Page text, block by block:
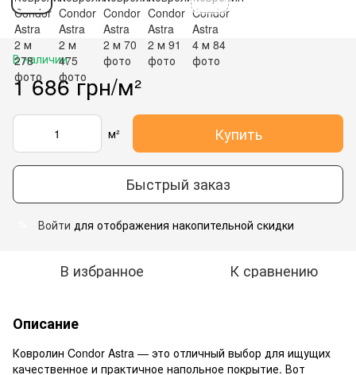
В наличии
1 686 грн/м²
м² Купить
Быстрый заказ
Войти для отображения накопительной скидки
В избранное К сравнению
Описание
Ковролин Condor Astra — это отличный выбор для ищущих
качественное и практичное напольное покрытие. Вот